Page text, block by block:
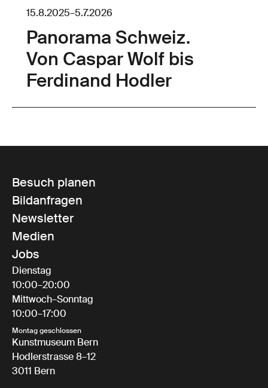
15.8.2025–5.7.2026
Panorama Schweiz.
Von Caspar Wolf bis
Ferdinand Hodler
Besuch planen
Bildanfragen
Newsletter
Medien
Jobs
Dienstag
10:00–20:00
Mittwoch–Sonntag
10:00–17:00
Montag geschlossen
Kunstmuseum Bern
Hodlerstrasse 8–12
3011 Bern